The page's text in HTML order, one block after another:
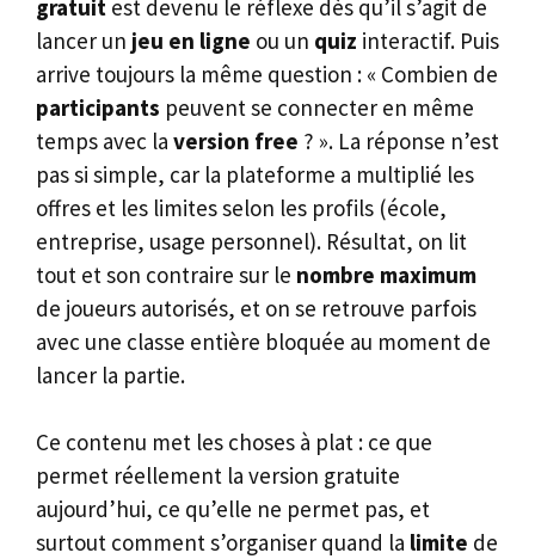
gratuit est devenu le réflexe dès qu’il s’agit de
lancer un jeu en ligne ou un quiz interactif. Puis
arrive toujours la même question : « Combien de
participants peuvent se connecter en même
temps avec la version free ? ». La réponse n’est
pas si simple, car la plateforme a multiplié les
offres et les limites selon les profils (école,
entreprise, usage personnel). Résultat, on lit
tout et son contraire sur le nombre maximum
de joueurs autorisés, et on se retrouve parfois
avec une classe entière bloquée au moment de
lancer la partie.
Ce contenu met les choses à plat : ce que
permet réellement la version gratuite
aujourd’hui, ce qu’elle ne permet pas, et
surtout comment s’organiser quand la limite de